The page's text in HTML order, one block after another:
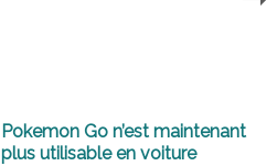
Pokemon Go n’est maintenant
plus utilisable en voiture